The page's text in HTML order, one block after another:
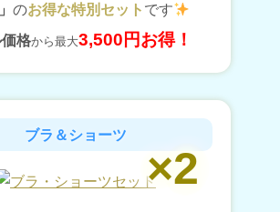
のお得な特別セット です
格から最大3,500円お得！
ブラ＆ショーツ